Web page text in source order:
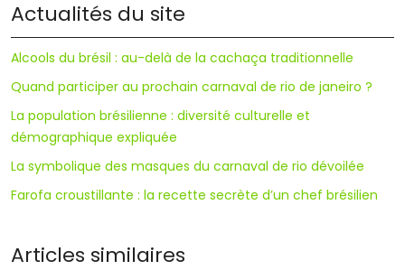
Actualités du site
Alcools du brésil : au-delà de la cachaça traditionnelle
Quand participer au prochain carnaval de rio de janeiro ?
La population brésilienne : diversité culturelle et
démographique expliquée
La symbolique des masques du carnaval de rio dévoilée
Farofa croustillante : la recette secrète d’un chef brésilien
Articles similaires